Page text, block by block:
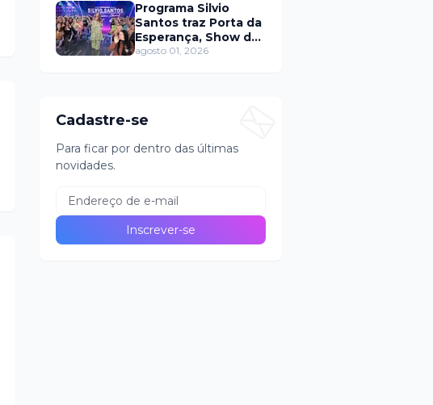
Programa Silvio
Santos traz Porta da
Esperança, Show de
Calouros e Qual é a
agosto 01, 2026
Cadastre-se
Para ficar por dentro das últimas
novidades.